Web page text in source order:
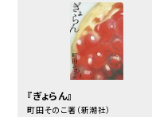
『ぎょらん』
町田そのこ著（新潮社）